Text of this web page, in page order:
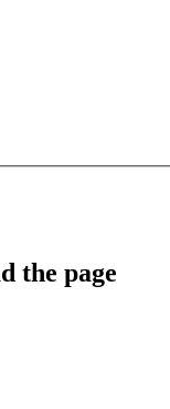
the page